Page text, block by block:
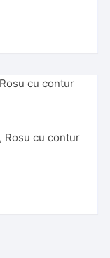
Rosu cu contur